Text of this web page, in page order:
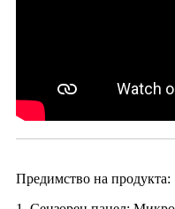
Предимство на продукта: